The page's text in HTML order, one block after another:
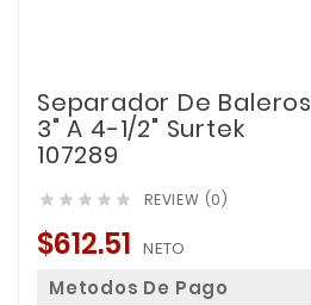
Separador De Baleros
3" A 4-1/2" Surtek
107289
     REVIEW (0)
$612.51 NETO
Metodos De Pago